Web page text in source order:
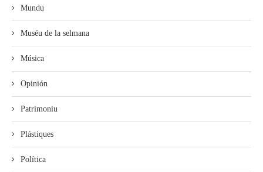
Mundu
Muséu de la selmana
Música
Opinión
Patrimoniu
Plástiques
Política